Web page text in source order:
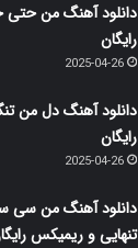
دانلود آهنگ من حتی
رایگان
2025-04-26
دانلود آهنگ دل من
رایگان
2025-04-26
دانلود آهنگ من سی
تنهایی و ریمیکس